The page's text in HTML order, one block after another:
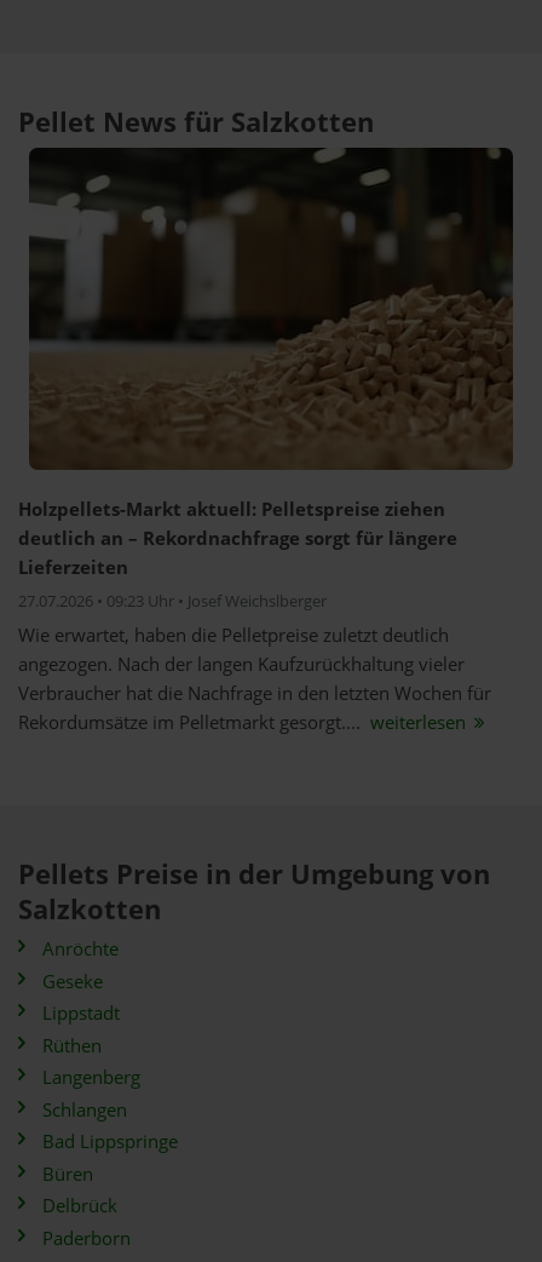
Pellet News für Salzkotten
Holzpellets-Markt aktuell: Pelletspreise ziehen
deutlich an – Rekordnachfrage sorgt für längere
Lieferzeiten
27.07.2026 • 09:23 Uhr • Josef Weichslberger
Wie erwartet, haben die Pelletpreise zuletzt deutlich
angezogen. Nach der langen Kaufzurückhaltung vieler
Verbraucher hat die Nachfrage in den letzten Wochen für
Rekordumsätze im Pelletmarkt gesorgt.... weiterlesen
Pellets Preise in der Umgebung von
Salzkotten
Anröchte
Geseke
Lippstadt
Rüthen
Langenberg
Schlangen
Bad Lippspringe
Büren
Delbrück
Paderborn